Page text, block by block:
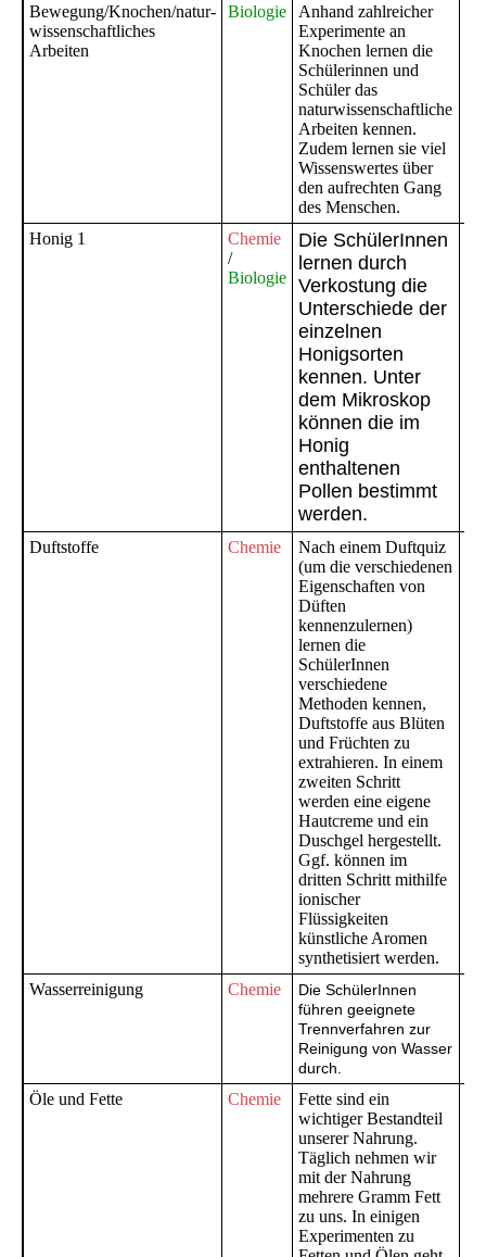
Bewegung/Knochen/natur-
wissenschaftliches
Arbeiten
Biologie
Anhand zahlreicher
Experimente an
Knochen lernen die
Schülerinnen und
Schüler das
naturwissenschaftliche
Arbeiten kennen.
Zudem lernen sie viel
Wissenswertes über
den aufrechten Gang
des Menschen.
Honig 1
Chemie
/
Biologie
Die SchülerInnen
lernen durch
Verkostung die
Unterschiede der
einzelnen
Honigsorten
kennen. Unter
dem Mikroskop
können die im
Honig
enthaltenen
Pollen bestimmt
werden.
Duftstoffe Chemie
Nach einem Duftquiz
(um die verschiedenen
Eigenschaften von
Düften
kennenzulernen)
lernen die
SchülerInnen
verschiedene
Methoden kennen,
Duftstoffe aus Blüten
und Früchten zu
extrahieren. In einem
zweiten Schritt
werden eine eigene
Hautcreme und ein
Duschgel hergestellt.
Ggf. können im
dritten Schritt mithilfe
ionischer
Flüssigkeiten
künstliche Aromen
synthetisiert werden.
Wasserreinigung Chemie
Die SchülerInnen
führen geeignete
Trennverfahren zur
Reinigung von Wasser
durch.
Öle und Fette Chemie
Fette sind ein
wichtiger Bestandteil
unserer Nahrung.
Täglich nehmen wir
mit der Nahrung
mehrere Gramm Fett
zu uns. In einigen
Experimenten zu